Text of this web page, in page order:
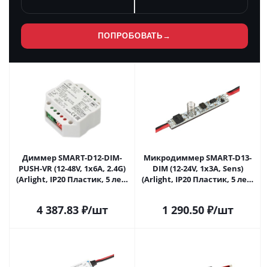
ПОПРОБОВАТЬ →
Диммер SMART-D12-DIM-
PUSH-VR (12-48V, 1x6A, 2.4G)
(Arlight, IP20 Пластик, 5 лет)
4 387.83₽/шт
Микродиммер SMART-D13-
DIM (12-24V, 1x3A, Sens)
(Arlight, IP20 Пластик, 5 лет)
1 290.50₽/шт